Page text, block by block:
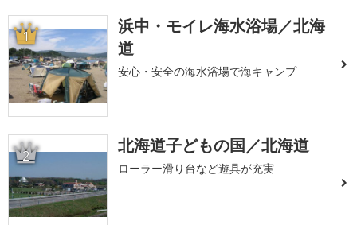
1
浜中・モイレ海水浴場／北海
道
安心・安全の海水浴場で海キャンプ
2 北海道子どもの国／北海道
ローラー滑り台など遊具が充実